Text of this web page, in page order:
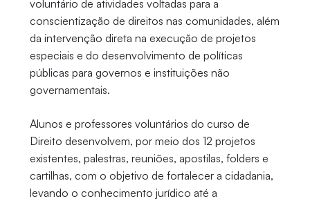
voluntário de atividades voltadas para a
conscientização de direitos nas comunidades, além
da intervenção direta na execução de projetos
especiais e do desenvolvimento de políticas
públicas para governos e instituições não
governamentais.
Alunos e professores voluntários do curso de
Direito desenvolvem, por meio dos 12 projetos
existentes, palestras, reuniões, apostilas, folders e
cartilhas, com o objetivo de fortalecer a cidadania,
levando o conhecimento jurídico até a